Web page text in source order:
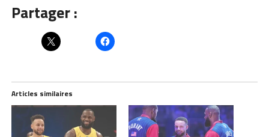
Partager :
Articles similaires